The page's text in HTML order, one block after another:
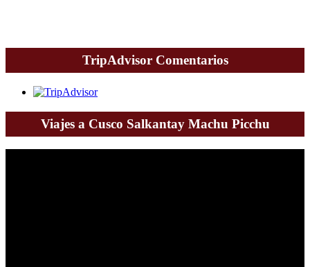
TripAdvisor Comentarios
Viajes a Cusco Salkantay Machu Picchu